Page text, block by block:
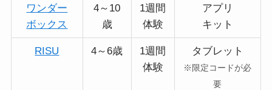
ワンダー
ボックス
4～10
歳
1週間
体験
アプリ
キット
RISU 4～6歳
1週間
体験
タブレット
※限定コードが必
要